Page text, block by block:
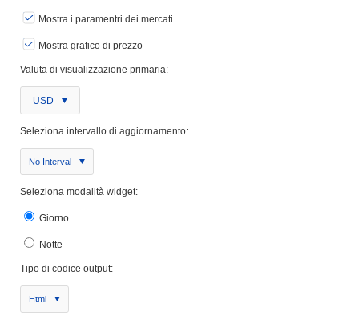
Mostra i paramentri dei mercati
Mostra grafico di prezzo
Valuta di visualizzazione primaria:
USD
Seleziona intervallo di aggiornamento:
No Interval
Seleziona modalità widget:
Giorno
Notte
Tipo di codice output:
Html